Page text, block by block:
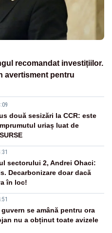
recomandat investițiilor.
avertisment pentru
două sesizări la CCR: este
uriaș luat de
sectorului 2, Andrei Ohaci:
Decarbonizare doar dacă
în loc!
se amână pentru ora
nu a obținut toate avizele